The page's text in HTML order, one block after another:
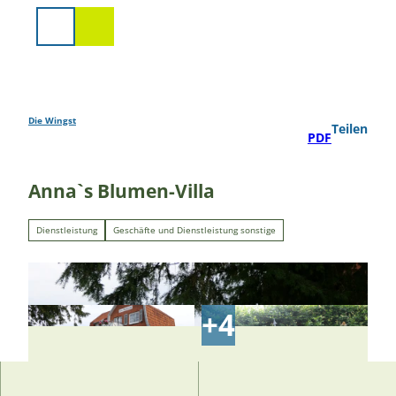
Die Wingst
PDF
Teilen
Anna`s Blumen-Villa
Dienstleistung Geschäfte und Dienstleistung sonstige